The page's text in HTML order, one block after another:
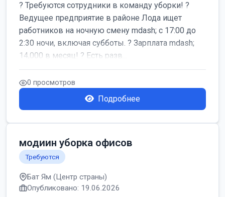
? Требуются сотрудники в команду уборки! ?
Ведущее предприятие в районе Лода ищет
работников на ночную смену mdash; с 17:00 до
2:30 ночи, включая субботы. ? Зарплата mdash;
14,000 в месяц! ? Есть разв...
0 просмотров
Подробнее
модиин уборка офисов
Требуются
Бат Ям (Центр страны)
Опубликовано: 19.06.2026